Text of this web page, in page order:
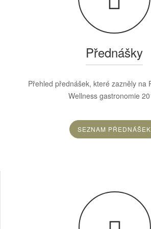
Přednášky
Přehled přednášek, které zazněly na
Wellness gastronomie
SEZNAM PŘEDNÁŠEK